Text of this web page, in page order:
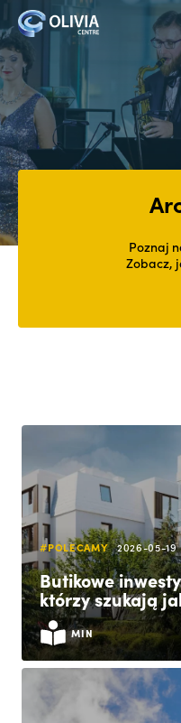
Poznaj
Zobacz,
#POLECAMY 2026-05-19
Butikowe
którzy szukają
MIN